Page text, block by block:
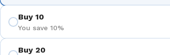
Buy 10
You save 10%
Buy 20